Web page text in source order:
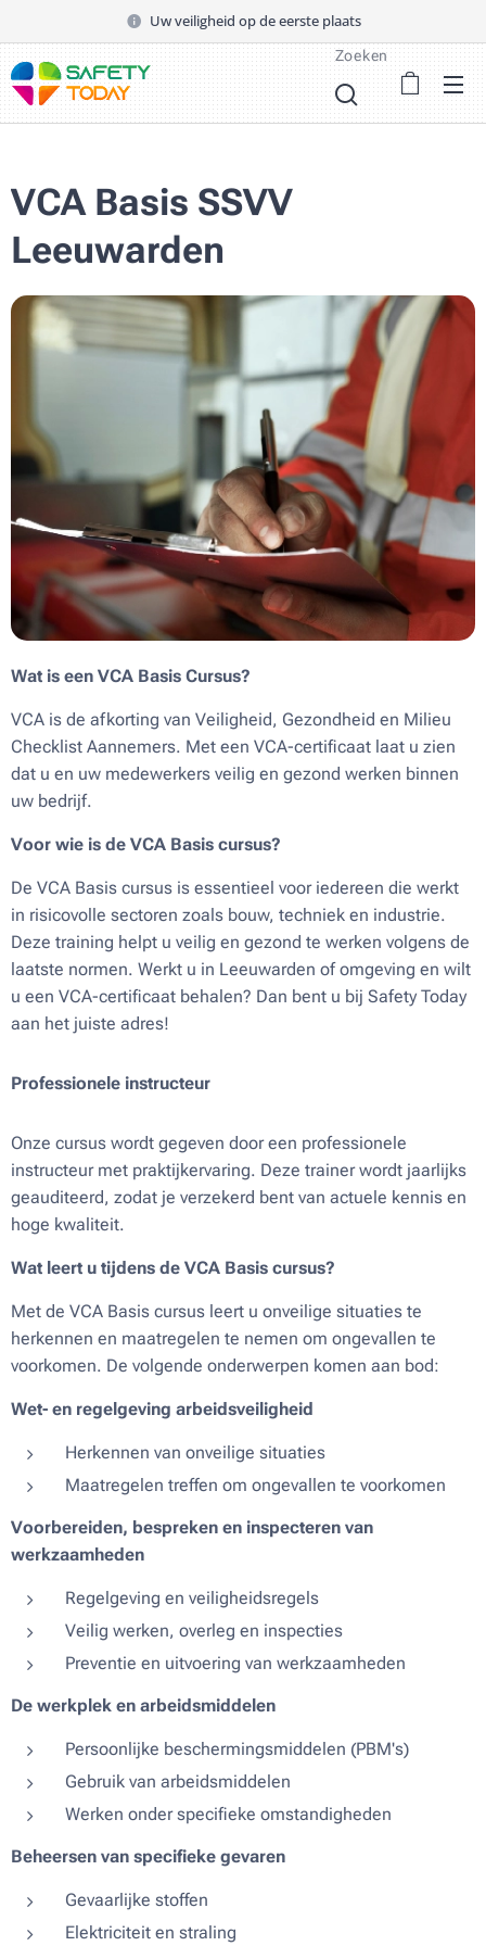
Uw veiligheid op de eerste plaats
Zoeken
VCA Basis SSVV
Leeuwarden
Wat is een VCA Basis Cursus?
VCA is de afkorting van Veiligheid, Gezondheid en Milieu
Checklist Aannemers. Met een VCA-certificaat laat u zien
dat u en uw medewerkers veilig en gezond werken binnen
uw bedrijf.
Voor wie is de VCA Basis cursus?
De VCA Basis cursus is essentieel voor iedereen die werkt
in risicovolle sectoren zoals bouw, techniek en industrie.
Deze training helpt u veilig en gezond te werken volgens de
laatste normen. Werkt u in Leeuwarden of omgeving en wilt
u een VCA-certificaat behalen? Dan bent u bij Safety Today
aan het juiste adres!
Professionele instructeur
Onze cursus wordt gegeven door een professionele
instructeur met praktijkervaring. Deze trainer wordt jaarlijks
geauditeerd, zodat je verzekerd bent van actuele kennis en
hoge kwaliteit.
Wat leert u tijdens de VCA Basis cursus?
Met de VCA Basis cursus leert u onveilige situaties te
herkennen en maatregelen te nemen om ongevallen te
voorkomen. De volgende onderwerpen komen aan bod:
Wet- en regelgeving arbeidsveiligheid
Herkennen van onveilige situaties
Maatregelen treffen om ongevallen te voorkomen
Voorbereiden, bespreken en inspecteren van
werkzaamheden
Regelgeving en veiligheidsregels
Veilig werken, overleg en inspecties
Preventie en uitvoering van werkzaamheden
De werkplek en arbeidsmiddelen
Persoonlijke beschermingsmiddelen (PBM's)
Gebruik van arbeidsmiddelen
Werken onder specifieke omstandigheden
Beheersen van specifieke gevaren
Gevaarlijke stoffen
Elektriciteit en straling